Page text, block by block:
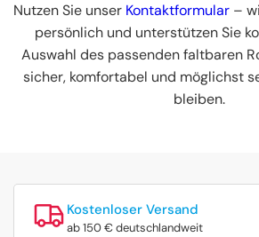
Nutzen Sie unser Kontaktformular –
persönlich und unterstützen Sie
Auswahl des passenden faltbaren
sicher, komfortabel und möglichst
bleiben.
Kostenloser Versand
ab 150 € deutschlandweit